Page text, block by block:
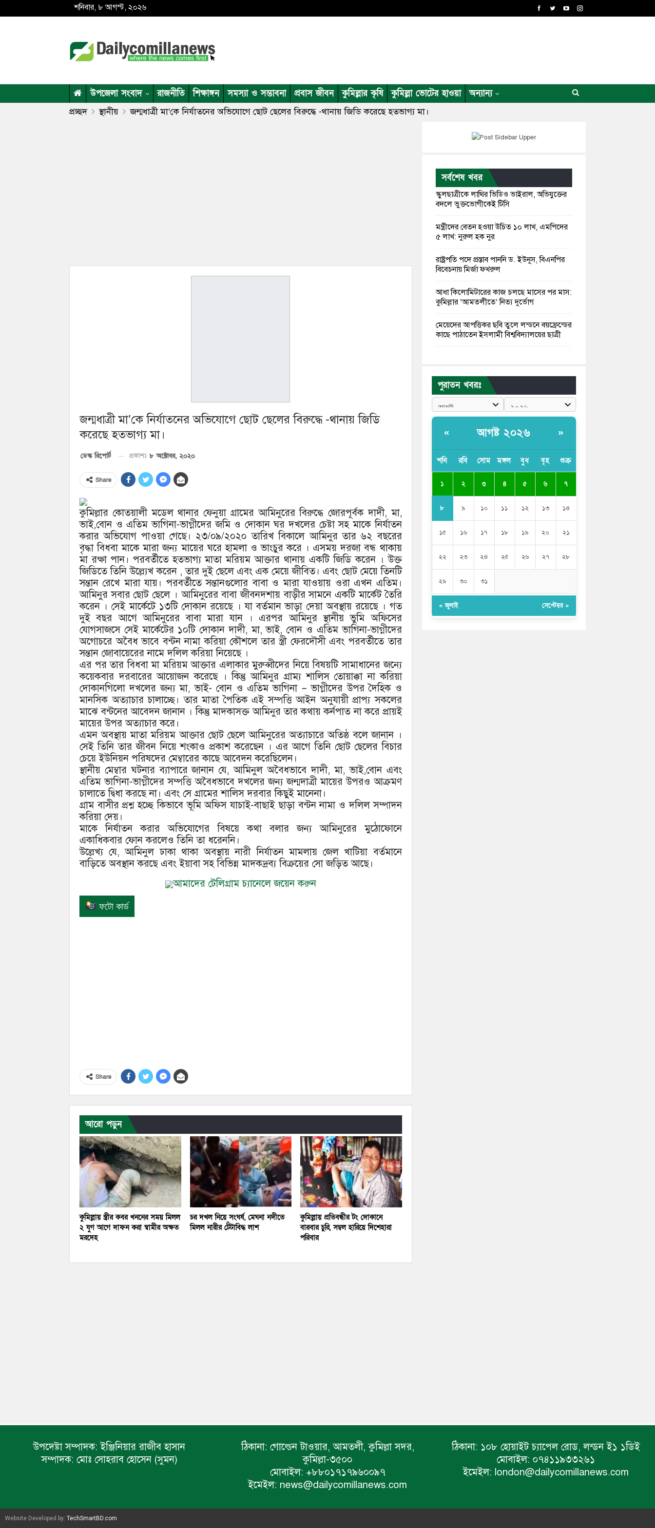
শনিবার, ৮ আগস্ট, ২০২৬
উপজেলা সংবাদ রাজনীতি শিক্ষাঙ্গন সমস্যা ও সম্ভাবনা প্রবাস জীবন কুমিল্লার কৃষি কুমিল্লা ভোটের হাওয়া অন্যান্য
প্রচ্ছদ স্থানীয় জন্মধাত্রী মা‘কে নির্যাতনের অভিযোগে ছোট ছেলের বিরুদ্ধে -থানায় জিডি করেছে হতভাগ্য মা।
জন্মধাত্রী মা‘কে নির্যাতনের অভিযোগে ছোট ছেলের বিরুদ্ধে -থানায় জিডি
করেছে হতভাগ্য মা।
ডেস্ক রিপোর্ট প্রকাশঃ ৮ অক্টোবর, ২০২০
Share
কুমিল্লার কোতয়ালী মডেল থানার ফেনুয়া গ্রামের আমিনুরের বিরুদ্ধে জোরপূর্বক দাদী, মা,
ভাই,বোন ও এতিম ভাগিনা-ভাগ্নীদের জমি ও দোকান ঘর দখলের চেষ্টা সহ মাকে নির্যাতন
করার অভিযোগ পাওয়া গেছে। ২৩/০৯/২০২০ তারিখ বিকালে আমিনুর তার ৬২ বছরের
বৃদ্ধা বিধবা মাকে মারা জন্য মায়ের ঘরে হামলা ও ভাংচুর করে । এসময় দরজা বন্ধ থাকায়
মা রক্ষা পান। পরবর্তীতে হতভাগ্য মাতা মরিয়ম আক্তার থানায় একটি জিডি করেন । উক্ত
জিডিতে তিনি উল্ল্যেখ করেন , তার দুই ছেলে এবং এক মেয়ে জীবিত। এবং ছোট মেয়ে তিনটি
সন্তান রেখে মারা যায়। পরবর্তীতে সন্তানগুলোর বাবা ও মারা যাওয়ায় ওরা এখন এতিম।
আমিনুর সবার ছোট ছেলে । আমিনুরের বাবা জীবনদশায় বাড়ীর সামনে একটি মার্কেট তৈরি
করেন । সেই মার্কেটে ১৩টি দোকান রয়েছে । যা বর্তমান ভাড়া দেয়া অবস্থায় রয়েছে । গত
দুই বছর আগে আমিনুরের বাবা মারা যান । এরপর আমিনুর স্থানীয় ভুমি অফিসের
যোগসাজসে সেই মার্কেটের ১০টি দোকান দাদী, মা, ভাই, বোন ও এতিম ভাগিনা-ভাগ্নীদের
অগোচরে অবৈধ ভাবে বন্টন নামা করিয়া কৌশলে তার স্ত্রী ফেরদৌসী এবং পরবর্তীতে তার
সন্তান জোবায়েরের নামে দলিল করিয়া নিয়েছে ।
এর পর তার বিধবা মা মরিয়ম আক্তার এলাকার মুরুব্বীদের নিয়ে বিষয়টি সামাধানের জন্যে
কয়েকবার দরবারের আয়োজন করেছে । কিন্তু আমিনুর গ্রাম্য শালিস তোয়াক্কা না করিয়া
দোকানগিলো দখলের জন্য মা, ভাই- বোন ও এতিম ভাগিনা – ভাগ্নীদের উপর দৈহিক ও
মানসিক অত্যাচার চালাচ্ছে। তার মাতা পৈতিক এই সম্পত্তি আইন অনুযায়ী প্রাপ্য সকলের
মাঝে বন্টনের আবেদন জানান । কিন্তু মাদকাসক্ত আমিনুর তার কথায় কর্নপাত না করে প্রায়ই
মায়ের উপর অত্যাচার করে।
এমন অবস্থায় মাতা মরিয়ম আক্তার ছোট ছেলে আমিনুরের অত্যাচারে অতিষ্ঠ বলে জানান ।
সেই তিনি তার জীবন নিয়ে শংকাও প্রকাশ করেছেন । এর আগে তিনি ছোট ছেলের বিচার
চেয়ে ইউনিয়ন পরিষদের মেম্বারের কাছে আবেদন করেছিলেন।
স্থানীয় মেম্বার ঘটনার ব্যাপারে জানান যে, আমিনুল অবৈধভাবে দাদী, মা, ভাই,বোন এবং
এতিম ভাগিনা-ভাগ্নীদের সম্পত্তি অবৈধভাবে দখলের জন্য জন্মদাত্রী মায়ের উপরও আক্রমণ
চালাতে দ্বিধা করছে না। এবং সে গ্রামের শালিস দরবার কিছুই মানেনা।
গ্রাম বাসীর প্রশ্ন হচ্ছে কিভাবে ভূমি অফিস যাচাই-বাছাই ছাড়া বন্টন নামা ও দলিল সম্পাদন
করিয়া দেয়।
মাকে নির্যাতন করার অভিযোগের বিষয়ে কথা বলার জন্য আমিনুরের মুঠোফোনে
একাধিকবার ফোন করলেও তিনি তা ধরেননি।
উল্লেখ্য যে, আমিনুল ঢাকা থাকা অবস্থায় নারী নির্যাতন মামলায় জেল খাটিয়া বর্তমানে
বাড়িতে অবস্থান করছে এবং ইয়াবা সহ বিভিন্ন মাদকদ্রব্য বিক্রয়ের সাে জড়িত আছে।
আমাদের টেলিগ্রাম চ্যানেলে জয়েন করুন
ফটো কার্ড
Share
আরো পড়ুন
কুমিল্লায় স্ত্রীর কবর খননের সময় মিলল
২ যুগ আগে দাফন করা স্বামীর অক্ষত
মরদেহ
চর দখল নিয়ে সংঘর্ষ, মেঘনা নদীতে
মিলল নারীর টেঁটাবিদ্ধ লাশ
কুমিল্লায় প্রতিবন্ধীর টং দোকানে
বারবার চুরি, সম্বল হারিয়ে দিশেহারা
পরিবার
সর্বশেষ খবর
স্কুলছাত্রীকে লাথির ভিডিও ভাইরাল, অভিযুক্তের
বদলে ভুক্তভোগীকেই টিসি
মন্ত্রীদের বেতন হওয়া উচিত ১০ লাখ, এমপিদের
৫ লাখ: নুরুল হক নুর
রাষ্ট্রপতি পদে প্রস্তাব পাননি ড. ইউনূস, বিএনপির
বিবেচনায় মির্জা ফখরুল
আধা কিলোমিটারের কাজ চলছে মাসের পর মাস:
কুমিল্লার ‘আমতলীতে’ নিত্য দুর্ভোগ
মেয়েদের আপত্তিকর ছবি তুলে লন্ডনে বয়ফ্রেন্ডের
কাছে পাঠাতেন ইসলামী বিশ্ববিদ্যালয়ের ছাত্রী
পাঁচ দেশি মাছে মিলল মাইক্রোপ্লাস্টিক, সবচেয়ে
বেশি কই মাছে
দিলো সৌদি সরকার
ভারতের পূর্ব সীমান্তে এখন ‘আরেকটি পাকিস্তান’
গড়ে উঠেছে: সজীব ওয়াজেদ জয়
সাকিব আল হাসানের বাড়িতে আগুন, পেট্রলবোমা
বিস্ফোরণ
পুরাতন খবরঃ
« আগষ্ট ২০২৬ »
শনি রবি সোম মঙ্গল বুধ বৃহ শুক্র
১ ২ ৩ ৪ ৫ ৬ ৭
৮ ৯ ১০ ১১ ১২ ১৩ ১৪
১৫ ১৬ ১৭ ১৮ ১৯ ২০ ২১
২২ ২৩ ২৪ ২৫ ২৬ ২৭ ২৮
২৯ ৩০ ৩১
« জুলাই সেপ্টেম্বর »
উপদেষ্টা সম্পাদক: ইঞ্জিনিয়ার রাজীব হাসান
সম্পাদক: মোঃ সোহরাব হোসেন (সুমন)
ঠিকানা: গোল্ডেন টাওয়ার, আমতলী, কুমিল্লা সদর,
কুমিল্লা-৩৫০০
মোবাইল: +৮৮০১৭১৭৯৬০০৯৭
ইমেইল: news@dailycomillanews.com
ঠিকানা: ১০৮ হোয়াইট চ্যাপেল রোড, লন্ডন ই১ ১ডিই
মোবাইল: ০৭৪১১৯৩৩২৬১
ইমেইল: london@dailycomillanews.com
Website Developed by: TechSmartBD.com